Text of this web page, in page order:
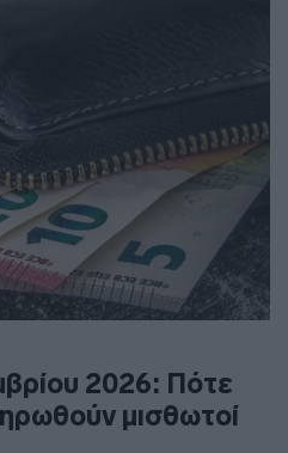
2026: Πότε
μισθωτοί